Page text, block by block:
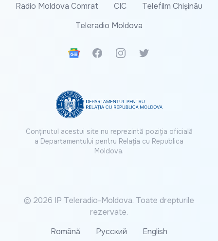
Radio Moldova Comrat
CIC
Telefilm Chișinău
Teleradio Moldova
Google News
FacebookInstagramTwitter
Conținutul acestui site nu reprezintă poziția oficială
a Departamentului pentru Relația cu Republica
Moldova.
© 2026 IP Teleradio-Moldova. Toate drepturile
rezervate.
Română
Русский English